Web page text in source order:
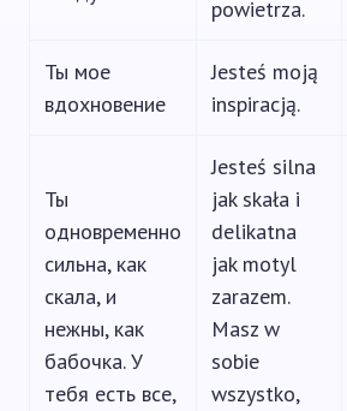
powietrza.
Ты мое
вдохновение
Jesteś moją
inspiracją.
Ты
одновременно
сильна, как
скала, и
нежны, как
бабочка. У
тебя есть все,
Jesteś silna
jak skała i
delikatna
jak motyl
zarazem.
Masz w
sobie
wszystko,